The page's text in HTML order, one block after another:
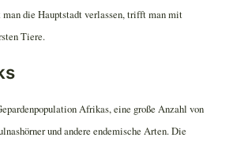
man die Hauptstadt verlassen, trifft man mit
Tiere.
Afrikas, eine große Anzahl von
und andere endemische Arten. Die